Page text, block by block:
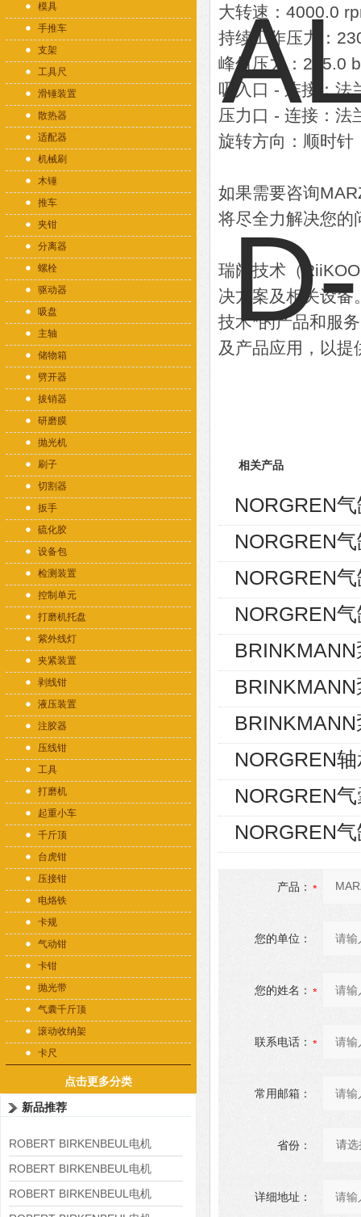
模具
手推车
支架
工具尺
滑锤装置
散热器
适配器
机械刷
木锤
推车
夹钳
分离器
螺栓
驱动器
吸盘
主轴
储物箱
劈开器
拔销器
研磨膜
抛光机
刷子
切割器
扳手
硫化胶
设备包
检测装置
控制单元
打磨机托盘
紫外线灯
夹紧装置
剥线钳
液压装置
注胶器
压线钳
工具
打磨机
起重小车
千斤顶
台虎钳
压接钳
电烙铁
卡规
气动钳
卡钳
抛光带
气囊千斤顶
滚动收纳架
卡尺
点击更多分类
新品推荐
ROBERT BIRKENBEUL电机
8APE225M-4-IE3
ROBERT BIRKENBEUL电机
8APE180L-4 IE3
ROBERT BIRKENBEUL电机
大转速：4000.0
持续工作压力：
峰值压力：245.0
吸入口 - 连接：法
压力口 - 连接：法
旋转方向：顺时针
如果需要咨询
将尽全力解决您的
瑞阔技术（
决方案及相关设备
技术*的产品和服
及产品应用，以提
相关产品
NORGREN
NORGREN
NORGREN
NORGREN
NORGREN
NORGREN
NORGREN
产品：
您的单位：
您的姓名：
联系电话：
常用邮箱：
省份：
详细地址：